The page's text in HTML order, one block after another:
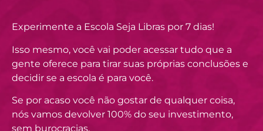
Experimente a Escola Seja Libras por 7 dias!
Isso mesmo, você vai poder acessar tudo que a
gente oferece para tirar suas próprias conclusões e
decidir se a escola é para você.
Se por acaso você não gostar de qualquer coisa,
nós vamos devolver 100% do seu investimento,
sem burocracias.